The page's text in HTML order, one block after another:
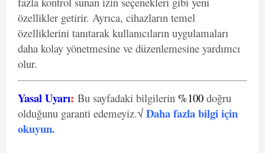
özellikler getirir. Ayrıca, cihazların temel
özelliklerini tanıtarak kullanıcıların uygulamaları
daha kolay yönetmesine ve düzenlemesine yardımcı
olur.
Yasal Uyarı: Bu sayfadaki bilgilerin %100 doğru
olduğunu garanti edemeyiz.√ Daha fazla bilgi için
okuyun.